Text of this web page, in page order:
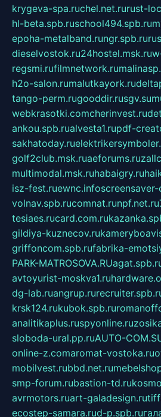
krygeva-spa.ruchel.net.rurust-
hl-beta.spb.ruschool494.spb.ru
epoha-metalband.rungr.spb.ru
dieselvostok.ru24hostel.msk.ru
regsmi.rufilmnetwork.ru
h2o-salon.rumalutkayork.ru
tango-perm.rugooddir.rusgv.su
webkrasotki.comcherinvest.ru
ankou.spb.rualvesta1.rupdf-
sakhatoday.ru
golf2club.msk.ruaeforums.ru
multimodal.msk.ruhabaigry.ru
isz-fest.ruewnc.info
volnav.spb.rucomnat.runpf.net.ru
tesiaes.rucard.com.ru
gildiya-kuznecov.ru
griffoncom.spb.rufabrika-
PARK-MATROSOVA.RU
avtoyurist-moskva1.ru
dg-lab.ruangrup.ru
krsk124.rukubok.spb.ru
analitikaplus.ruspyonline.ru
sloboda-ural.pp.ruAUTO-
online-z.comaromat-vostoka.ru
mobilvest.rubbd.net.ru
smp-forum.rubastion-td.ru
avrmotors.ruart-galadesign.ru
ecostep-samara.rud-p.spb.ru